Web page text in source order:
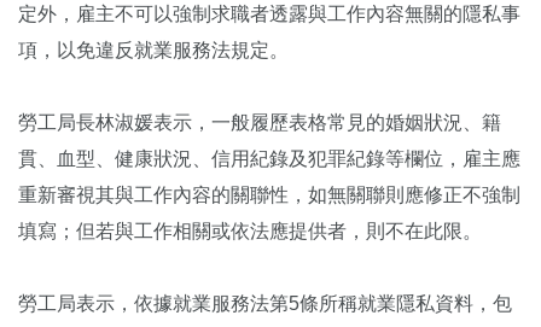
定外，雇主不可以強制求職者透露與工作內容無關的隱私事
項，以免違反就業服務法規定。
勞工局長林淑媛表示，一般履歷表格常見的婚姻狀況、籍
貫、血型、健康狀況、信用紀錄及犯罪紀錄等欄位，雇主應
重新審視其與工作內容的關聯性，如無關聯則應修正不強制
填寫；但若與工作相關或依法應提供者，則不在此限。
勞工局表示，依據就業服務法第5條所稱就業隱私資料，包